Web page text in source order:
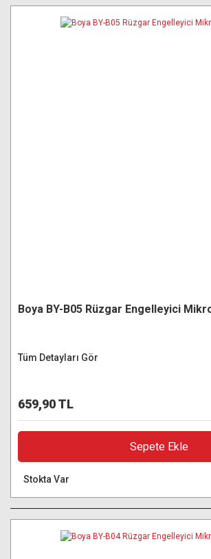
Boya BY-B05 Rüzgar Engelleyici
Tüm Detayları Gör
659,90 TL
Sepete Ekle
Stokta Var